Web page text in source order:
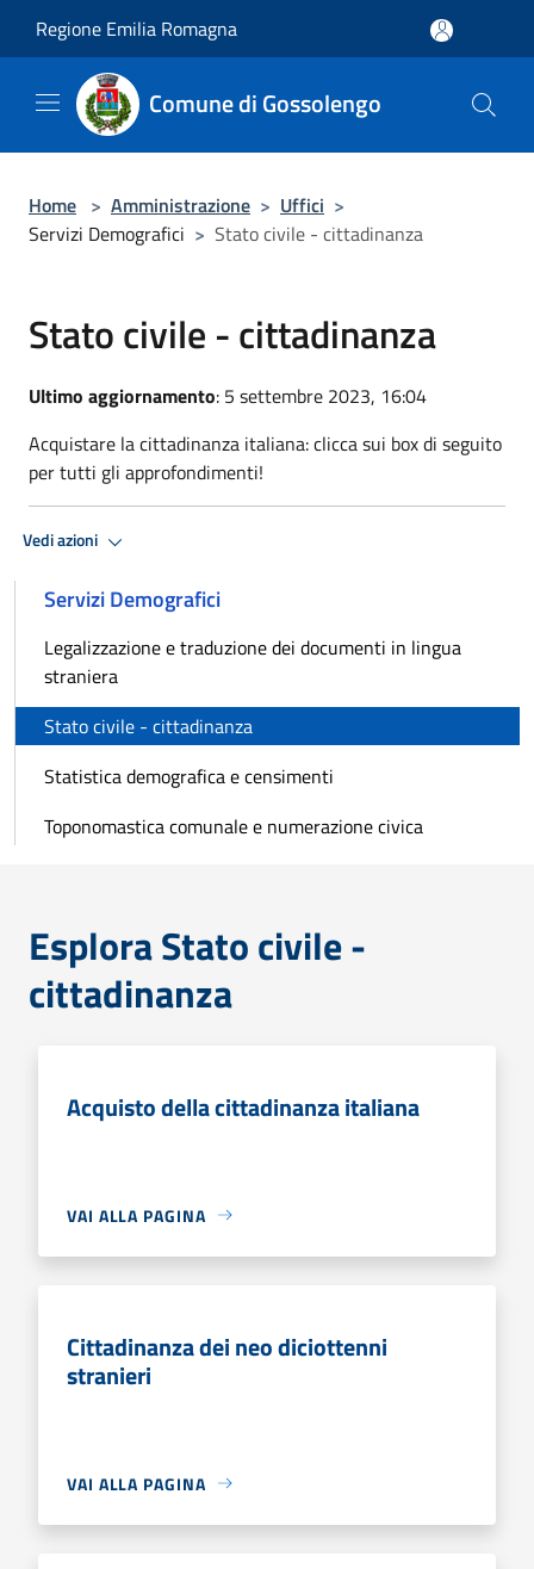
Regione Emilia Romagna
Comune di Gossolengo
Home > Amministrazione > Uffici >
Servizi Demografici > Stato civile - cittadinanza
Stato civile - cittadinanza
Ultimo aggiornamento: 5 settembre 2023, 16:04
Acquistare la cittadinanza italiana: clicca sui box di seguito
per tutti gli approfondimenti!
Vedi azioni
Servizi Demografici
Legalizzazione e traduzione dei documenti in lingua
straniera
Stato civile - cittadinanza
Statistica demografica e censimenti
Toponomastica comunale e numerazione civica
Esplora Stato civile -
cittadinanza
Acquisto della cittadinanza italiana
VAI ALLA PAGINA
Cittadinanza dei neo diciottenni
stranieri
VAI ALLA PAGINA